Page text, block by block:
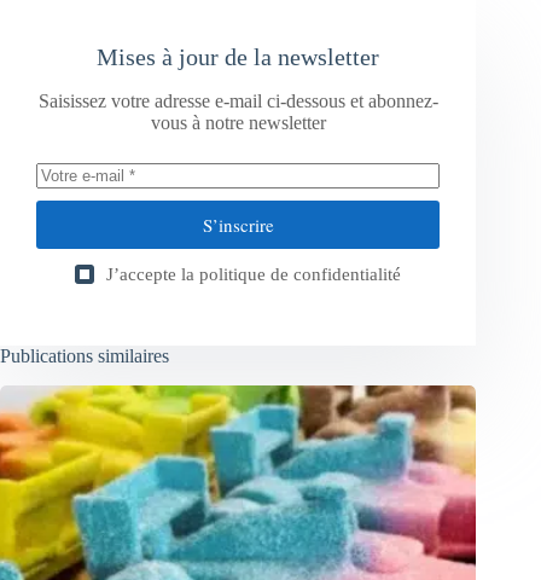
Mises à jour de la newsletter
Saisissez votre adresse e-mail ci-dessous et abonnez-
vous à notre newsletter
S’inscrire
J’accepte la politique de confidentialité
Publications similaires